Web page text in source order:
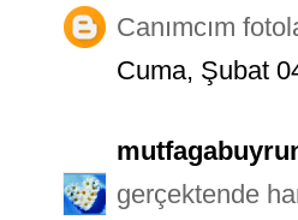
Canımcım
Cuma, Şubat
gerçektende